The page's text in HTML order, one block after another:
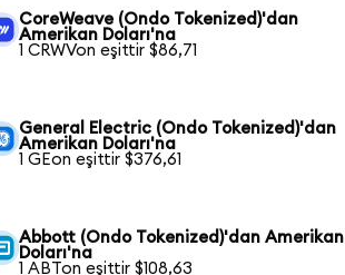
CoreWeave (Ondo Tokenized)'dan
Amerikan Doları'na
1 CRWVon eşittir $86,71
General Electric (Ondo Tokenized)'dan
Amerikan Doları'na
1 GEon eşittir $376,61
Abbott (Ondo Tokenized)'dan Amerikan
Doları'na
1 ABTon eşittir $108,63